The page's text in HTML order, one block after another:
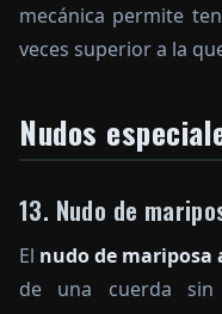
mecánica permite
veces superior a la
Nudos
13. Nudo de
El nudo de mariposa
de una cuerda sin